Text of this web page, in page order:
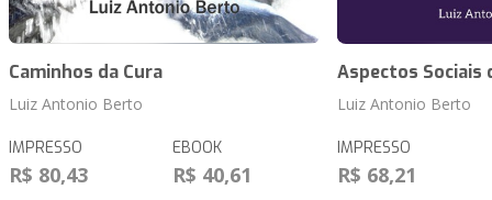
Caminhos da Cura
Luiz Antonio Berto
IMPRESSO
R$ 80,43
EBOOK
R$ 40,61
Aspectos Sociais
Luiz Antonio Berto
IMPRESSO
R$ 68,21